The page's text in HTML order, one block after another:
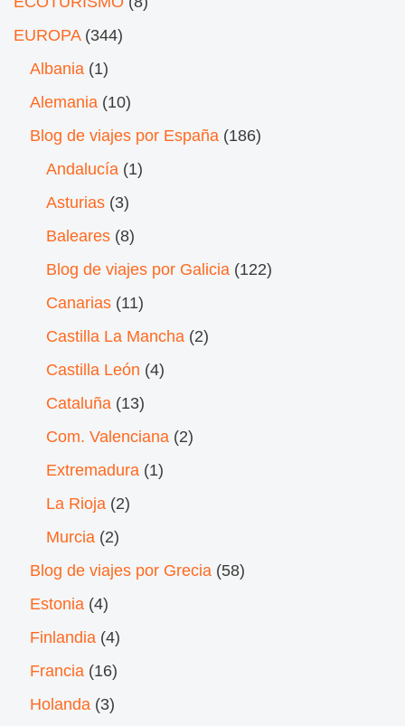
EUROPA(344)
Albania (1)
Alemania (10)
Blog de viajes por España (186)
Andalucía (1)
Asturias (3)
Baleares (8)
Blog de viajes por Galicia (122)
Canarias (11)
Castilla La Mancha (2)
Castilla León (4)
Cataluña (13)
Com. Valenciana (2)
Extremadura (1)
La Rioja (2)
Murcia (2)
Blog de viajes por Grecia (58)
Estonia (4)
Finlandia (4)
Francia (16)
Holanda (3)